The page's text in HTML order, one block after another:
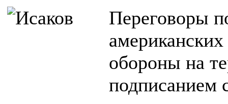
Переговоры
обороны на
подписанием